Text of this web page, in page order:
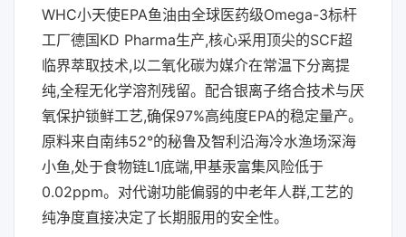
WHC小天使EPA鱼油由全球医药级Omega-3标杆
工厂德国KD Pharma生产,核心采用顶尖的SCF超
临界萃取技术,以二氧化碳为媒介在常温下分离提
纯,全程无化学溶剂残留。配合银离子络合技术与厌
氧保护锁鲜工艺,确保97%高纯度EPA的稳定量产。
原料来自南纬52°的秘鲁及智利沿海冷水渔场深海
小鱼,处于食物链L1底端,甲基汞富集风险低于
0.02ppm。对代谢功能偏弱的中老年人群,工艺的
纯净度直接决定了长期服用的安全性。